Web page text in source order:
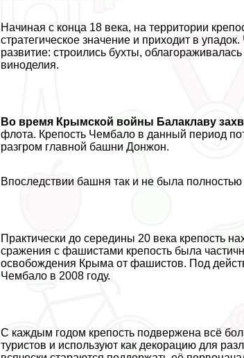
Начиная с конца 18 века, на территории
стратегическое значение и приходит в
развитие: строились бухты,
виноделия.
Во время Крымской войны Балаклаву
флота. Крепость Чембало в данный период
разгром главной башни Донжон.
Впоследствии башня так и не была полностью
Пpaктически до середины 20 века крепость
сражения с фашистами крепость была
освобождения Крыма от фашистов. Под
Чембало в 2008 году.
С каждым годом крепость подвержена всё
туристов и используют как декорацию для